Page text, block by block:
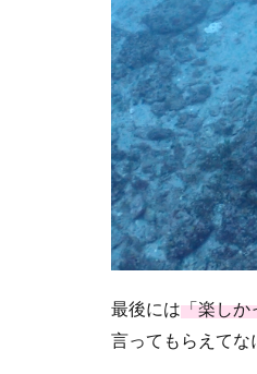
最後には「楽しか
言ってもらえてな